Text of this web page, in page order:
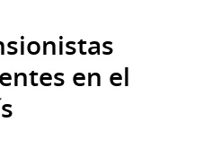
en el